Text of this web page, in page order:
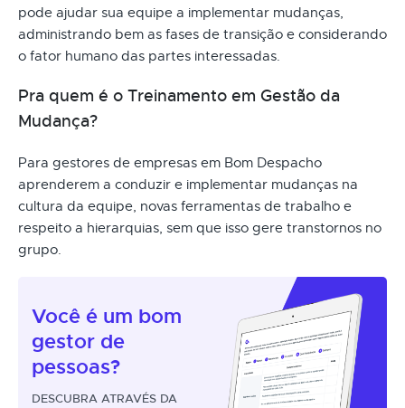
pode ajudar sua equipe a implementar mudanças,
administrando bem as fases de transição e considerando
o fator humano das partes interessadas.
Pra quem é o Treinamento em Gestão da
Mudança?
Para gestores de empresas em Bom Despacho
aprenderem a conduzir e implementar mudanças na
cultura da equipe, novas ferramentas de trabalho e
respeito a hierarquias, sem que isso gere transtornos no
grupo.
Você é um bom
gestor de
pessoas?
DESCUBRA ATRAVÉS DA